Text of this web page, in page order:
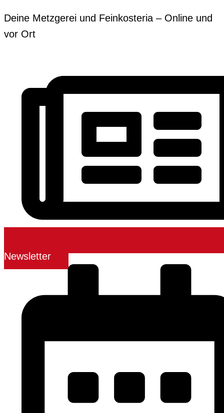
Inhalt
springen
Deine Metzgerei und Feinkosteria – Online und
vor Ort
Newsletter